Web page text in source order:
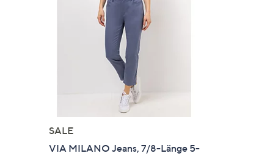
SALE
VIA MILANO Jeans, 7/8-Länge 5-